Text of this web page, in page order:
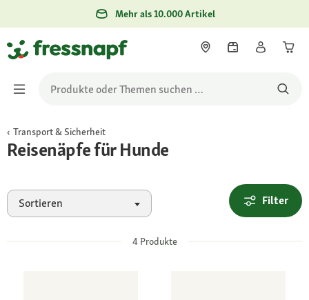
Mehr als 10.000 Artikel
Transport & Sicherheit
Reisenäpfe für Hunde
Sortieren Filter
4Produkte